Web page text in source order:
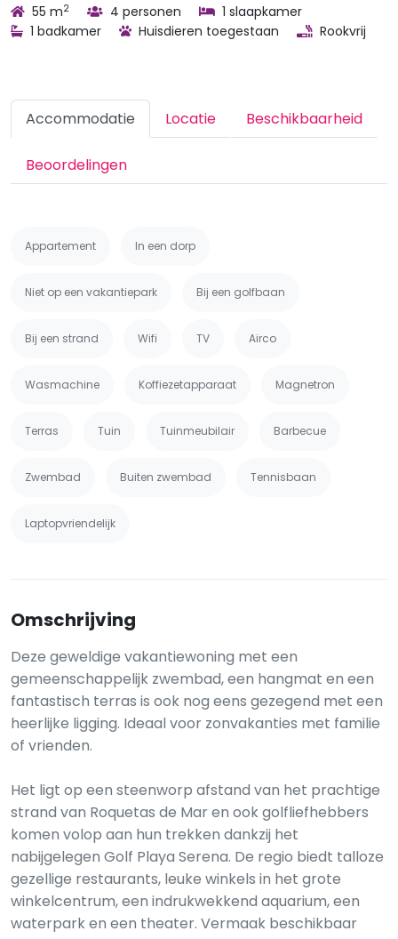
55 m2 4 personen
1 slaapkamer
1 badkamer
Huisdieren toegestaan Rookvrij
Accommodatie Locatie Beschikbaarheid
Beoordelingen
Appartement In een dorp
Niet op een vakantiepark Bij een golfbaan
Bij een strand Wifi TV Airco
Wasmachine Koffiezetapparaat Magnetron
Terras Tuin Tuinmeubilair Barbecue
Zwembad Buiten zwembad Tennisbaan
Laptopvriendelijk
Omschrijving
Deze geweldige vakantiewoning met een
gemeenschappelijk zwembad, een hangmat en een
fantastisch terras is ook nog eens gezegend met een
heerlijke ligging. Ideaal voor zonvakanties met familie
of vrienden.
Het ligt op een steenworp afstand van het prachtige
strand van Roquetas de Mar en ook golfliefhebbers
komen volop aan hun trekken dankzij het
nabijgelegen Golf Playa Serena. De regio biedt talloze
gezellige restaurants, leuke winkels in het grote
winkelcentrum, een indrukwekkend aquarium, een
waterpark en een theater. Vermaak beschikbaar